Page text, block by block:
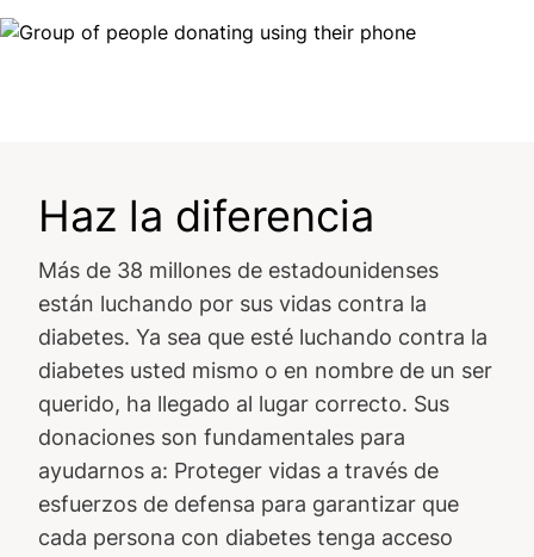
Image
Haz la diferencia
Más de 38 millones de estadounidenses
están luchando por sus vidas contra la
diabetes. Ya sea que esté luchando contra la
diabetes usted mismo o en nombre de un ser
querido, ha llegado al lugar correcto. Sus
donaciones son fundamentales para
ayudarnos a: Proteger vidas a través de
esfuerzos de defensa para garantizar que
cada persona con diabetes tenga acceso